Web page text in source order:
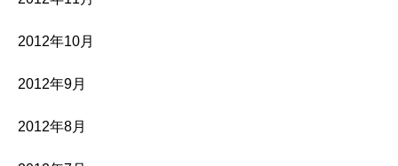
2012年10月
2012年9月
2012年8月